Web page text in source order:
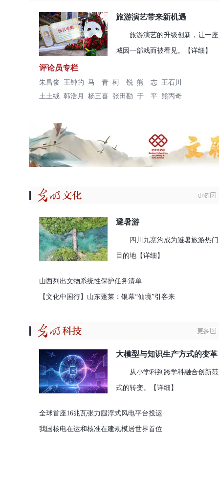
旅游演艺带来新机遇
旅游演艺的升级创新，让一座
城因一部戏而被看见。 【详细】
评论员专栏
朱昌俊 王钟的 马 青 柯 锐 熊 志 王石川
土土绒 韩浩月 杨三喜 张田勘 于 平 熊丙奇
避暑游
四川九寨沟成为避暑旅游热门
目的地 【详细】
山西列出文物系统性保护任务清单
【文化中国行】山东蓬莱：银幕“仙境”引客来
大模型与知识生产方式的变革
从小学科到跨学科融合创新范
式的转变。 【详细】
全球首座16兆瓦张力腿浮式风电平台投运
我国核电在运和核准在建规模居世界首位